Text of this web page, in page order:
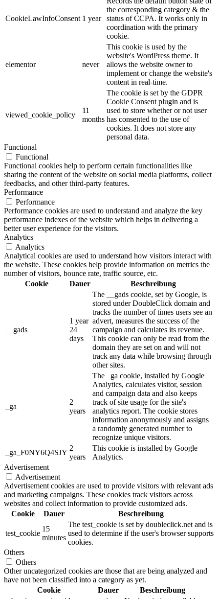
CookieLawInfoConsent 1 year
the corresponding category & the
status of CCPA. It works only in
coordination with the primary
cookie.
elementor never
This cookie is used by the
website's WordPress theme. It
allows the website owner to
implement or change the website's
content in real-time.
viewed_cookie_policy
11
months
The cookie is set by the GDPR
Cookie Consent plugin and is
used to store whether or not user
has consented to the use of
cookies. It does not store any
personal data.
Functional
Functional
Functional cookies help to perform certain functionalities like
sharing the content of the website on social media platforms, collect
feedbacks, and other third-party features.
Performance
Performance
Performance cookies are used to understand and analyze the key
performance indexes of the website which helps in delivering a
better user experience for the visitors.
Analytics
Analytics
Analytical cookies are used to understand how visitors interact with
the website. These cookies help provide information on metrics the
number of visitors, bounce rate, traffic source, etc.
Cookie
Dauer Beschreibung
__gads
1 year
24
days
The __gads cookie, set by Google, is
stored under DoubleClick domain and
tracks the number of times users see an
advert, measures the success of the
campaign and calculates its revenue.
This cookie can only be read from the
domain they are set on and will not
track any data while browsing through
other sites.
_ga
2
years
The _ga cookie, installed by Google
Analytics, calculates visitor, session
and campaign data and also keeps
track of site usage for the site's
analytics report. The cookie stores
information anonymously and assigns
a randomly generated number to
recognize unique visitors.
_ga_F0NY6Q4SJY
2
years
This cookie is installed by Google
Analytics.
Advertisement
Advertisement
Advertisement cookies are used to provide visitors with relevant ads
and marketing campaigns. These cookies track visitors across
websites and collect information to provide customized ads.
Cookie
Dauer Beschreibung
test_cookie
15
minutes
The test_cookie is set by doubleclick.net and is
used to determine if the user's browser supports
cookies.
Others
Others
Other uncategorized cookies are those that are being analyzed and
have not been classified into a category as yet.
Cookie
Dauer
Beschreibung